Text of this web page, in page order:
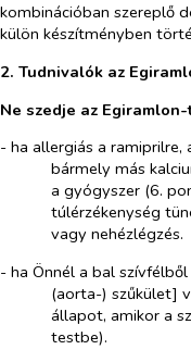
kombinációban szereplő
külön készítményben
2. Tudnivalók az
Ne szedje az Egiramlon-
- ha allergiás a
bármely más
a gyógyszer (6.
túlérzékenység
vagy nehézlégzés.
- ha Önnél a bal
(aorta-) szűkület]
állapot, amikor a
testbe).